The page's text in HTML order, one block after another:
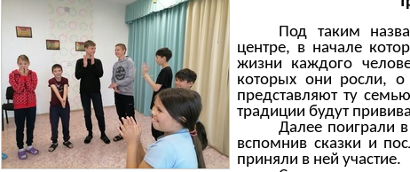
Под таким
центре, в начале
жизни каждого
которых они росли,
представляют ту
традиции будут
Далее поиграли
вспомнив сказки и
приняли в ней участие.